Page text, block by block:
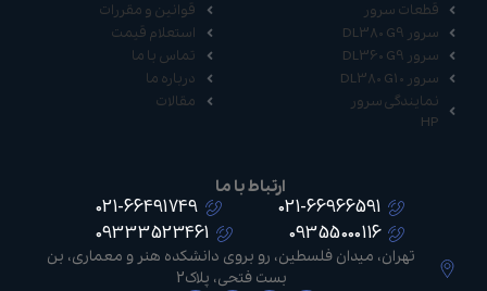
قطعات سرور
سرور DL380 G9
سرور DL360 G9
سرور DL380 G10
نمایندگی سرور
HP
قوانین و مقررات
استعلام قیمت
تماس با ما
درباره ما
مقالات
ارتباط با ما
021-66966591
021-66491749
09355000116
09333523461
تهران، میدان فلسطین، رو بروی دانشکده هنر و معماری، بن
بست فتحی، پلاک2